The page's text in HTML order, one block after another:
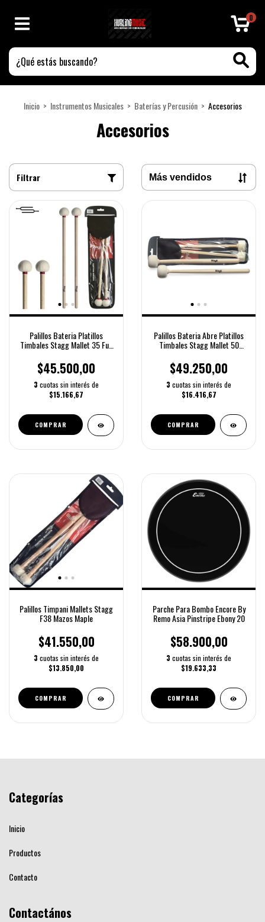
0
Inicio > Instrumentos Musicales > Baterías y Percusión > Accesorios
Accesorios
Filtrar
Palillos Bateria Platillos
Timbales Stagg Mallet 35 Full
$45.500,00
3 cuotas sin interés de
$15.166,67
COMPRAR
Palillos Bateria Abre Platillos
Timbales Stagg Mallet 50
$49.250,00
3 cuotas sin interés de
$16.416,67
COMPRAR
Palillos Timpani Mallets Stagg
F38 Mazos Maple
$41.550,00
3 cuotas sin interés de
$13.850,00
COMPRAR
Parche Para Bombo Encore By
Remo Asia Pinstripe Ebony 20
$58.900,00
3 cuotas sin interés de
$19.633,33
COMPRAR
Categorías
Inicio
Productos
Contacto
Contactános